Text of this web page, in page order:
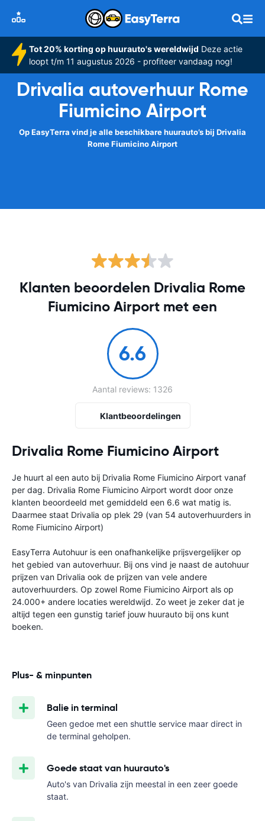
Tot 20% korting op huurauto's wereldwijd Deze actie
loopt t/m 11 augustus 2026 - profiteer vandaag nog!
Drivalia autoverhuur Rome
Fiumicino Airport
Op EasyTerra vind je alle beschikbare huurauto’s bij Drivalia
Rome Fiumicino Airport
Drivalia Rome Fiumicino Airport
Je huurt al een auto bij Drivalia Rome Fiumicino Airport vanaf
per dag. Drivalia Rome Fiumicino Airport wordt door onze
klanten beoordeeld met gemiddeld een 6.6 wat matig is.
Daarmee staat Drivalia op plek 29 (van 54 autoverhuurders in
Rome Fiumicino Airport)
EasyTerra Autohuur is een onafhankelijke prijsvergelijker op
het gebied van autoverhuur. Bij ons vind je naast de autohuur
prijzen van Drivalia ook de prijzen van vele andere
autoverhuurders. Op zowel Rome Fiumicino Airport als op
24.000+ andere locaties wereldwijd. Zo weet je zeker dat je
altijd tegen een gunstig tarief jouw huurauto bij ons kunt
boeken.
Plus- & minpunten
Balie in terminal
Geen gedoe met een shuttle service maar direct in
de terminal geholpen.
Goede staat van huurauto's
Auto's van Drivalia zijn meestal in een zeer goede
staat.
Klanten beoordelen Drivalia Rome
Fiumicino Airport met een
6.6
Aantal reviews: 1326
Klantbeoordelingen